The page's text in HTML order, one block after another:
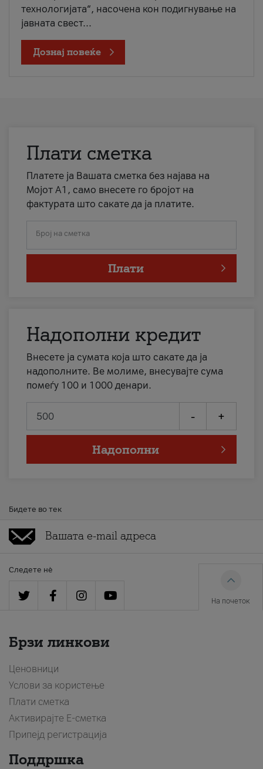
технологијата“, насочена кон подигнување на
јавната свест...
Дознај повеќе
Плати сметка
Платете ја Вашата сметка без најава на
Мојот А1, само внесете го бројот на
фактурата што сакате да ја платите.
Број на сметка
Плати
Надополни кредит
Внесете ја сумата која што сакате да ја
надополните. Ве молиме, внесувајте сума
помеѓу 100 и 1000 денари.
- +
Надополни
Бидете во тек
Следете нè
На почеток
Брзи линкови
Ценовници
Услови за користење
Плати сметка
Активирајте Е-сметка
Припејд регистрација
Поддршка